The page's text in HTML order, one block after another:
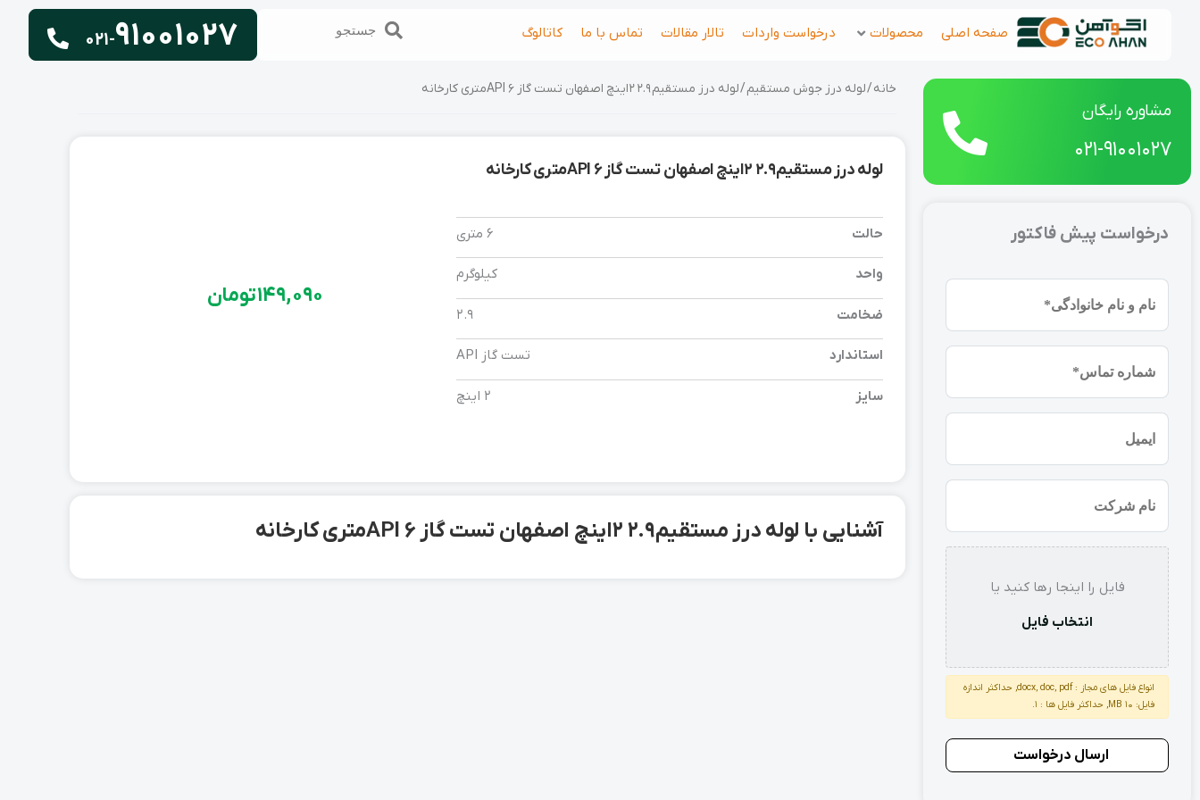
صفحه اصلی محصولات درخواست واردات تالار مقالات تماس با ما کاتالوگ جستجوجستجو 021-91001027
مشاوره رایگان
021-91001027
درخواست پیش فاکتور
نام
خانوادگی
(ضروری)
موبایل
(ضروری)
شرکت
استعلام
فایل را اینجا رها کنید یا
انتخاب فایل
انواع فایل های مجاز : docx, doc, pdf, حداکثر اندازه
فایل: 10 MB, حداکثر فایل ها : 1.
خانه/لوله درز جوش مستقیم/ لوله درز مستقیم 2.9 2 اینچ اصفهان تست گاز API 6متری کارخانه
لوله درز مستقیم 2.9 2 اینچ اصفهان تست گاز API 6متری کارخانه
حالت 6 متری
واحد کیلوگرم
ضخامت 2.9
استاندارد تست گاز API
سایز 2 اینچ
149,090تومان
آشنایی با لوله درز مستقیم 2.9 2 اینچ اصفهان تست گاز API 6متری کارخانه